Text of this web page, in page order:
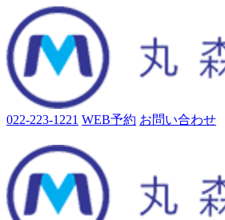
022-223-1221 WEB予約 お問い合わせ